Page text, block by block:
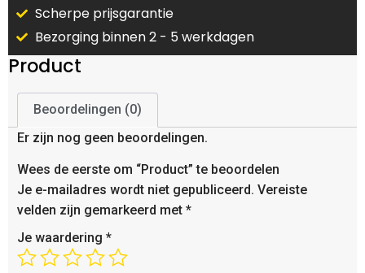
Scherpe prijsgarantie
Bezorging binnen 2 - 5 werkdagen
Product
Beoordelingen (0)
Er zijn nog geen beoordelingen.
Wees de eerste om “Product” te beoordelen
Je e-mailadres wordt niet gepubliceerd. Vereiste
velden zijn gemarkeerd met *
Je waardering *